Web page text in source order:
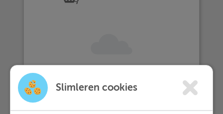
… meer dan 25.000 leerlingen met
Slimleren cookies